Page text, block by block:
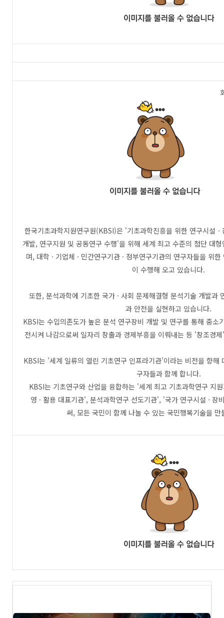
한국기초과학지원연구원(KBSI)은 '기초과학진흥을 위한 연구시설
개발, 연구지원 및 공동연구 수행'을 위해 세계 최고 수준의 첨단 대
며, 대학 · 기업체 · 민간연구기관 · 정부연구기관의 연구자들을 위
이 수행해 오고 있습니다.
또한, 분석과학에 기초한 국가 · 사회 문제해결형 분석기술 개발과
과 안전을 실현하고 있습니다.
KBSI는 수입의존도가 높은 분석 연구장비 개발 및 연구를 통해 중소
전시켜 나감으로써 일자리 창출과 경제부흥을 이뤄내는 등 '창조경
KBSI는 '세계 일류의 열린 기초연구 인프라기관'이라는 비전을 향해
구자들과 함께 합니다.
KBSI는 기초연구와 산업을 융합하는 '세계 최고 기초과학연구 지
영 · 활용 대표기관', 분석과학연구 선도기관', '국가 연구시설 · 장
써, 모든 국민이 함께 나눌 수 있는 국민행복기술을